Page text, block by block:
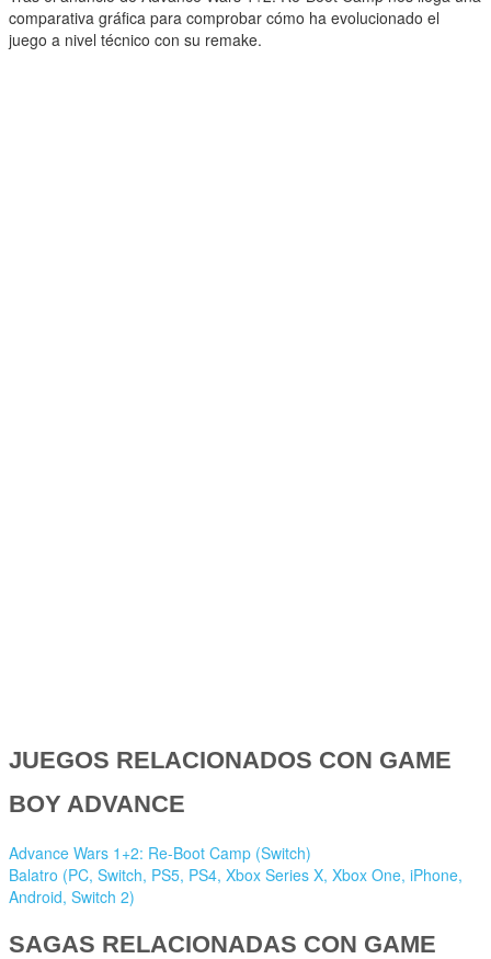
comparativa gráfica para comprobar cómo ha evolucionado el
juego a nivel técnico con su remake.
JUEGOS RELACIONADOS CON GAME
BOY ADVANCE
Advance Wars 1+2: Re-Boot Camp (Switch)
Balatro (PC, Switch, PS5, PS4, Xbox Series X, Xbox One, iPhone,
Android, Switch 2)
SAGAS RELACIONADAS CON GAME